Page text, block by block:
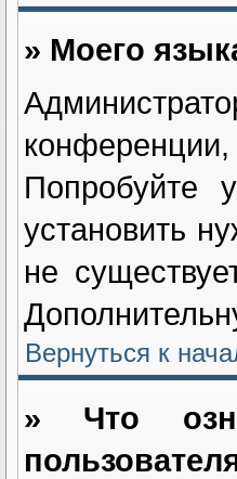
» Моего
Попробуйте
установить
не
Вернуться к
» Что